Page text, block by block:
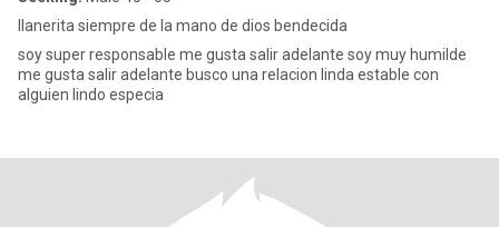
llanerita siempre de la mano de dios bendecida
soy super responsable me gusta salir adelante soy muy humilde
me gusta salir adelante busco una relacion linda estable con
alguien lindo especia